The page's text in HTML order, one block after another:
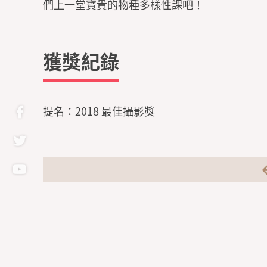
們上一堂寶貴的物種多樣性課吧！
獲獎紀錄
提名：2018 最佳攝影獎